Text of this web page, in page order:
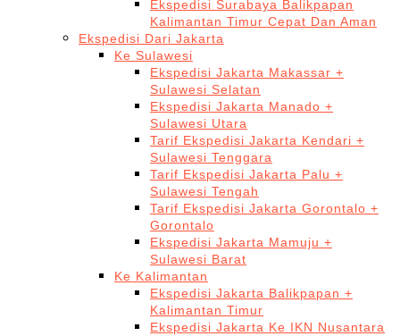
Ekspedisi Surabaya Balikpapan
Kalimantan Timur Cepat Dan Aman
Ekspedisi Dari Jakarta
Ke Sulawesi
Ekspedisi Jakarta Makassar +
Sulawesi Selatan
Ekspedisi Jakarta Manado +
Sulawesi Utara
Tarif Ekspedisi Jakarta Kendari +
Sulawesi Tenggara
Tarif Ekspedisi Jakarta Palu +
Sulawesi Tengah
Tarif Ekspedisi Jakarta Gorontalo +
Gorontalo
Ekspedisi Jakarta Mamuju +
Sulawesi Barat
Ke Kalimantan
Ekspedisi Jakarta Balikpapan +
Kalimantan Timur
Ekspedisi Jakarta Ke IKN Nusantara